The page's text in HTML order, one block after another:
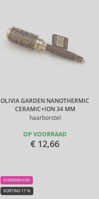
OLIVIA GARDEN NANOTHERMIC
CERAMIC+ION 34 MM
haarborstel
OP VOORRAAD
€ 12,66
EVENEMENTEN
KORTING 17 %